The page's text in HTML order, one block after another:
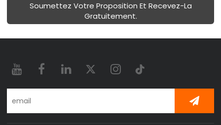
Soumettez Votre Proposition Et Recevez-La
Gratuitement.